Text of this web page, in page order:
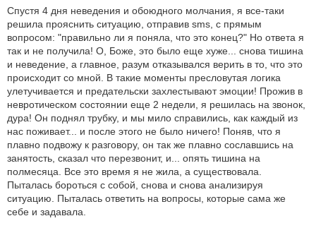
Спустя 4 дня неведения и обоюдного молчания, я все-таки
решила прояснить ситуацию, отправив sms, с прямым
вопросом: "правильно ли я поняла, что это конец?" Но ответа я
так и не получила! О, Боже, это было еще хуже... снова тишина
и неведение, а главное, разум отказывался верить в то, что это
происходит со мной. В такие моменты пресловутая логика
улетучивается и предательски захлестывают эмоции! Прожив в
невротическом состоянии еще 2 недели, я решилась на звонок,
дура! Он поднял трубку, и мы мило справились, как каждый из
нас поживает... и после этого не было ничего! Поняв, что я
плавно подвожу к разговору, он так же плавно сославшись на
занятость, сказал что перезвонит, и... опять тишина на
полмесяца. Все это время я не жила, а существовала.
Пыталась бороться с собой, снова и снова анализируя
ситуацию. Пыталась ответить на вопросы, которые сама же
себе и задавала.